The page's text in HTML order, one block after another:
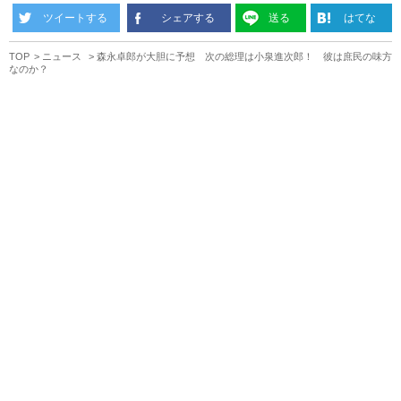
ツイートする シェアする 送る はてな
TOP ニュース
森永卓郎が大胆に予想 次の総理は小泉進次郎！ 彼は庶民の味方
なのか？